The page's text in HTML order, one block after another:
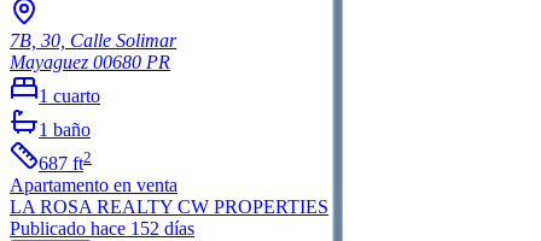
7B, 30, Calle Solimar
Mayaguez 00680 PR
1 cuarto
1 baño
687 ft2
Apartamento en venta
LA ROSA REALTY CW PROPERTIES
Publicado hace 152 días